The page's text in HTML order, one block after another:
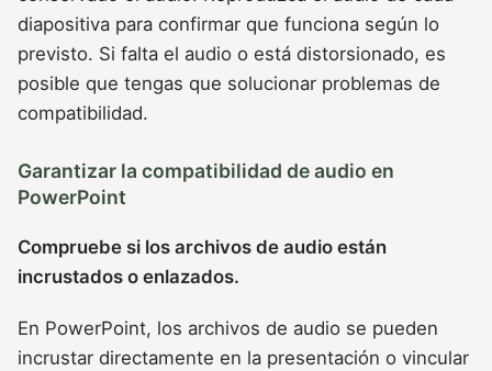
diapositiva para confirmar que funciona según lo
previsto. Si falta el audio o está distorsionado, es
posible que tengas que solucionar problemas de
compatibilidad.
Garantizar la compatibilidad de audio en
PowerPoint
Compruebe si los archivos de audio están
incrustados o enlazados.
En PowerPoint, los archivos de audio se pueden
incrustar directamente en la presentación o vincular